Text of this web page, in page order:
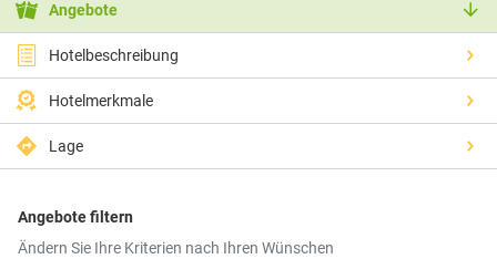
Angebote
Hotelbeschreibung
Hotelmerkmale
Lage
Angebote filtern
Ändern Sie Ihre Kriterien nach Ihren Wünschen